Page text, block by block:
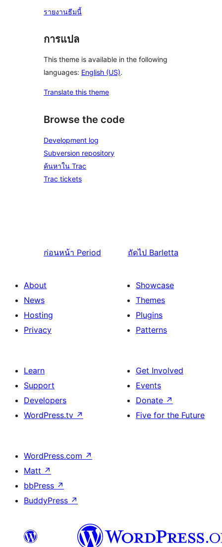
รายงานธีมนี้
การแปล
This theme is available in the following
languages: English (US).
Translate this theme
Browse the code
Development log
Subversion repository
ค้นหาใน Trac
Trac tickets
ก่อนหน้า Period ถัดไป Barletta
About
News
Hosting
Privacy
Showcase
Themes
Plugins
Patterns
Learn
Support
Developers
WordPress.tv ↗
Get Involved
Events
Donate ↗
Five for the Future
WordPress.com ↗
Matt ↗
bbPress ↗
BuddyPress ↗